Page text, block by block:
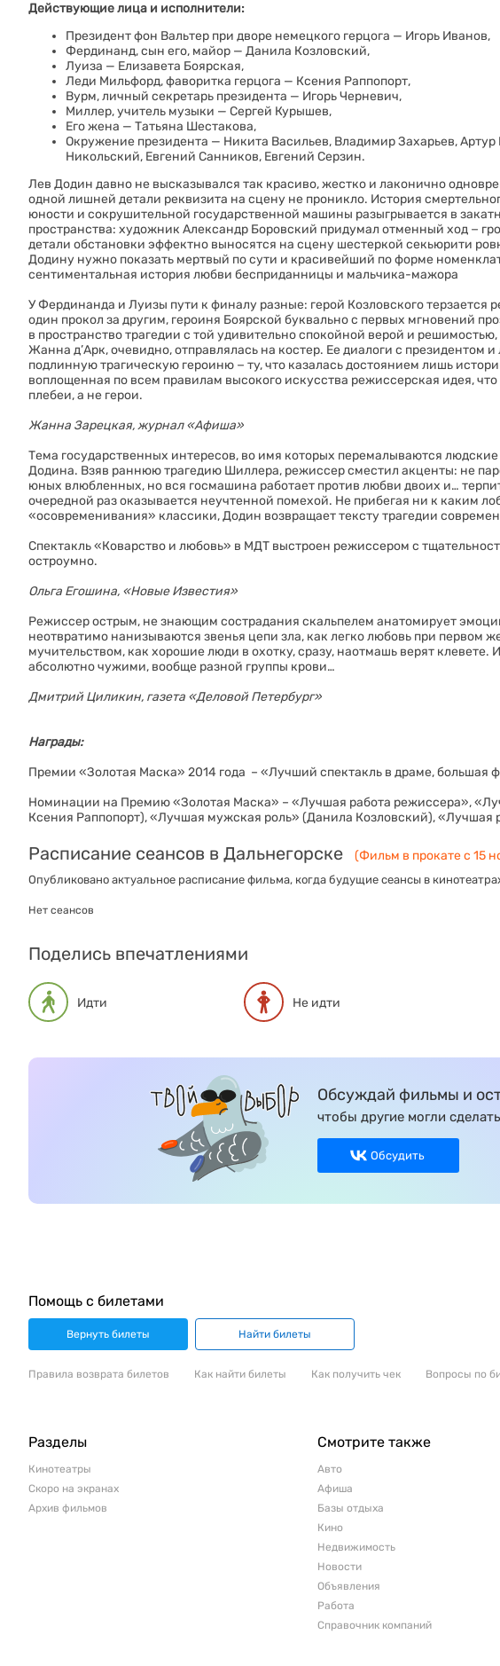
Действующие лица и исполнители:
Президент фон Вальтер при дворе немецкого герцога — Игорь Иванов,
Фердинанд, сын его, майор — Данила Козловский,
Луиза — Елизавета Боярская,
Леди Мильфорд, фаворитка герцога — Ксения Раппопорт,
Вурм, личный секретарь президента — Игорь Черневич,
Миллер, учитель музыки — Сергей Курышев,
Его жена — Татьяна Шестакова,
Окружение президента — Никита Васильев, Владимир Захарьев,
Никольский, Евгений Санников, Евгений Серзин.
Лев Додин давно не высказывался так красиво, жестко и лаконично
одной лишней детали реквизита на сцену не проникло. История
юности и сокрушительной государственной машины разыгрывается в
пространства: художник Александр Боровский придумал отменный ход −
детали обстановки эффектно выносятся на сцену шестеркой секьюрити
Додину нужно показать мертвый по сути и красивейший по форме
сентиментальная история любви бесприданницы и мальчика-мажора
У Фердинанда и Луизы пути к финалу разные: герой Козловского терзается
один прокол за другим, героиня Боярской буквально с первых мгновений
в пространство трагедии с той удивительно спокойной верой и
Жанна д’Арк, очевидно, отправлялась на костер. Ее диалоги с президентом
подлинную трагическую героиню − ту, что казалась достоянием лишь
воплощенная по всем правилам высокого искусства режиссерская идея,
плебеи, а не герои.
Жанна Зарецкая, журнал «Афиша»
Тема государственных интересов, во имя которых перемалываются
Додина. Взяв раннюю трагедию Шиллера, режиссер сместил акценты: не
юных влюбленных, но вся госмашина работает против любви двоих и…
очередной раз оказывается неучтенной помехой. Не прибегая ни к каким
«осовременивания» классики, Додин возвращает тексту трагедии
Спектакль «Коварство и любовь» в МДТ выстроен режиссером с
остроумно.
Ольга Егошина, «Новые Известия»
Режиссер острым, не знающим сострадания скальпелем анатомирует
неотвратимо нанизываются звенья цепи зла, как легко любовь при первом
мучительством, как хорошие люди в охотку, сразу, наотмашь верят клевете.
абсолютно чужими, вообще разной группы крови…
Дмитрий Циликин, газета «Деловой Петербург»
Награды:
Премии «Золотая Маска» 2014 года – «Лучший спектакль в драме, большая
Номинации на Премию «Золотая Маска» – «Лучшая работа режиссера»,
Ксения Раппопорт), «Лучшая мужская роль» (Данила Козловский), «Лучшая
Расписание сеансов в Дальнегорске (Фильм в прокате с 15
Опубликовано актуальное расписание фильма, когда будущие сеансы в
Нет сеансов
Поделись впечатлениями
Идти Не идти
Обсуждай фильмы и
чтобы другие могли
Обсудить
Помощь с билетами
Вернуть билеты Найти билеты
Правила возврата билетов Как найти билеты Как получить чек Вопросы по
Разделы
Кинотеатры
Скоро на экранах
Архив фильмов
Смотрите также
Авто
Афиша
Базы отдыха
Кино
Недвижимость
Новости
Объявления
Работа
Справочник компаний